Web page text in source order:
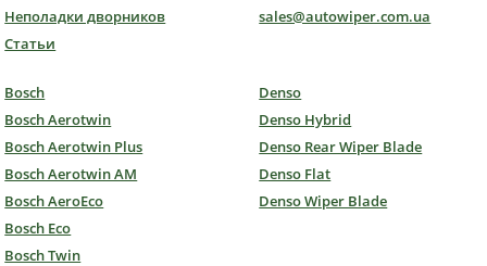
Неполадки дворников
Статьи
sales@autowiper.com.ua
Bosch
Bosch Aerotwin
Bosch Aerotwin Plus
Bosch Aerotwin AM
Bosch AeroEco
Bosch Eco
Bosch Twin
Denso
Denso Hybrid
Denso Rear Wiper Blade
Denso Flat
Denso Wiper Blade